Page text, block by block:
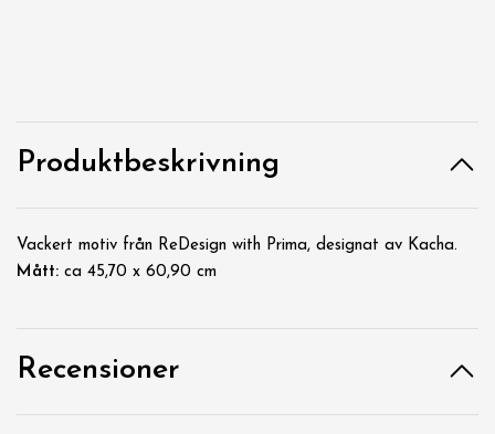
Produktbeskrivning
Vackert motiv från ReDesign with Prima, designat av Kacha.
Mått: ca 45,70 x 60,90 cm
Recensioner